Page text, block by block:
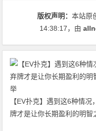
版权声明：本站原
14:38:17，由
【EV扑克】遇到这6种情况
牌才是让你长期盈利的明智